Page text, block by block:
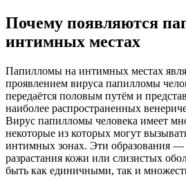
Почему появляются
интимных местах
Папилломы на интимных местах
проявлением вируса папилломы
передаётся половым путём и
наиболее распространенных
Вирус папилломы человека имеет
некоторые из которых могут
интимных зонах. Эти образования —
разрастания кожи или слизистых
быть как единичными, так и